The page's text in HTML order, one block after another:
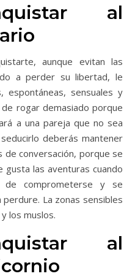
al
aunque evitan las
a perder su libertad, le
espontáneas, sensuales y
rogar demasiado porque
a una pareja que no sea
deberás mantener
conversación, porque se
gusta las aventuras cuando
de comprometerse y se
La zonas sensibles
los muslos.
al